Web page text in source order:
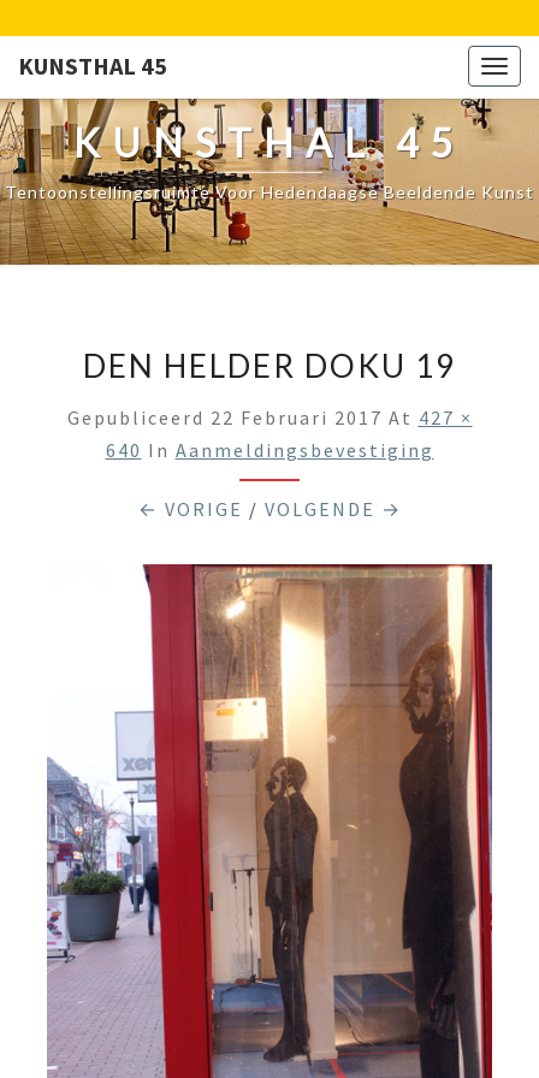
KUNSTHAL 45
KUNSTHAL 45
Tentoonstellingsruimte Voor Hedendaagse Beeldende Kunst
DEN HELDER DOKU 19
Gepubliceerd 22 Februari 2017 At 427 ×
640 In Aanmeldingsbevestiging
← VORIGE / VOLGENDE →